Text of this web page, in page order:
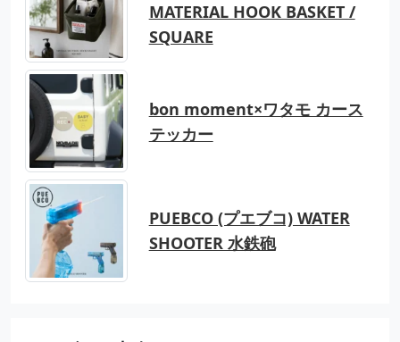
MATERIAL HOOK BASKET /
SQUARE
bon moment×ワタモ カース
テッカー
PUEBCO (プエブコ) WATER
SHOOTER 水鉄砲